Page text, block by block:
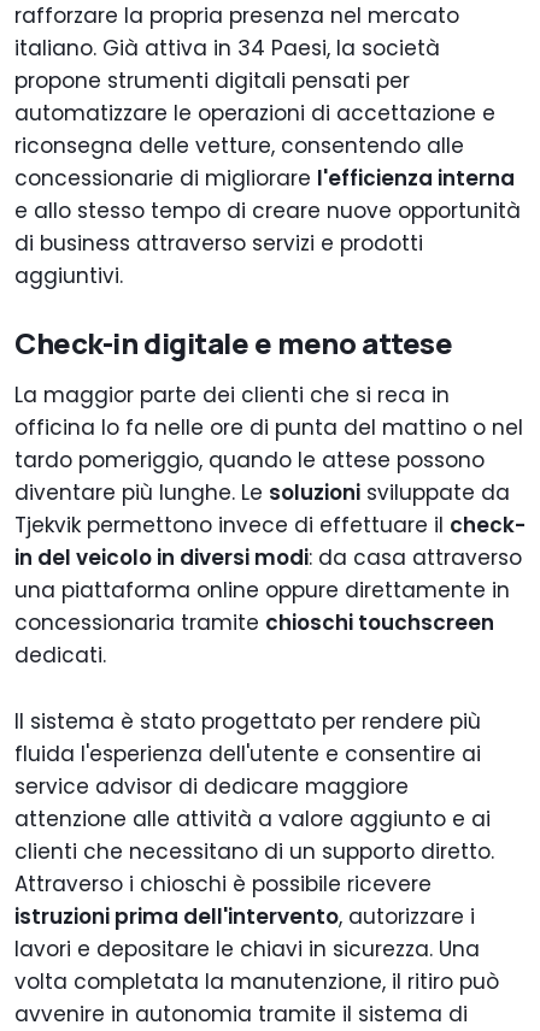
rafforzare la propria presenza nel mercato
italiano. Già attiva in 34 Paesi, la società
propone strumenti digitali pensati per
automatizzare le operazioni di accettazione e
riconsegna delle vetture, consentendo alle
concessionarie di migliorare l'efficienza interna
e allo stesso tempo di creare nuove opportunità
di business attraverso servizi e prodotti
aggiuntivi.
Check-in digitale e meno attese
La maggior parte dei clienti che si reca in
officina lo fa nelle ore di punta del mattino o nel
tardo pomeriggio, quando le attese possono
diventare più lunghe. Le soluzioni sviluppate da
Tjekvik permettono invece di effettuare il check-
in del veicolo in diversi modi: da casa attraverso
una piattaforma online oppure direttamente in
concessionaria tramite chioschi touchscreen
dedicati.
Il sistema è stato progettato per rendere più
fluida l'esperienza dell'utente e consentire ai
service advisor di dedicare maggiore
attenzione alle attività a valore aggiunto e ai
clienti che necessitano di un supporto diretto.
Attraverso i chioschi è possibile ricevere
istruzioni prima dell'intervento, autorizzare i
lavori e depositare le chiavi in sicurezza. Una
volta completata la manutenzione, il ritiro può
avvenire in autonomia tramite il sistema di